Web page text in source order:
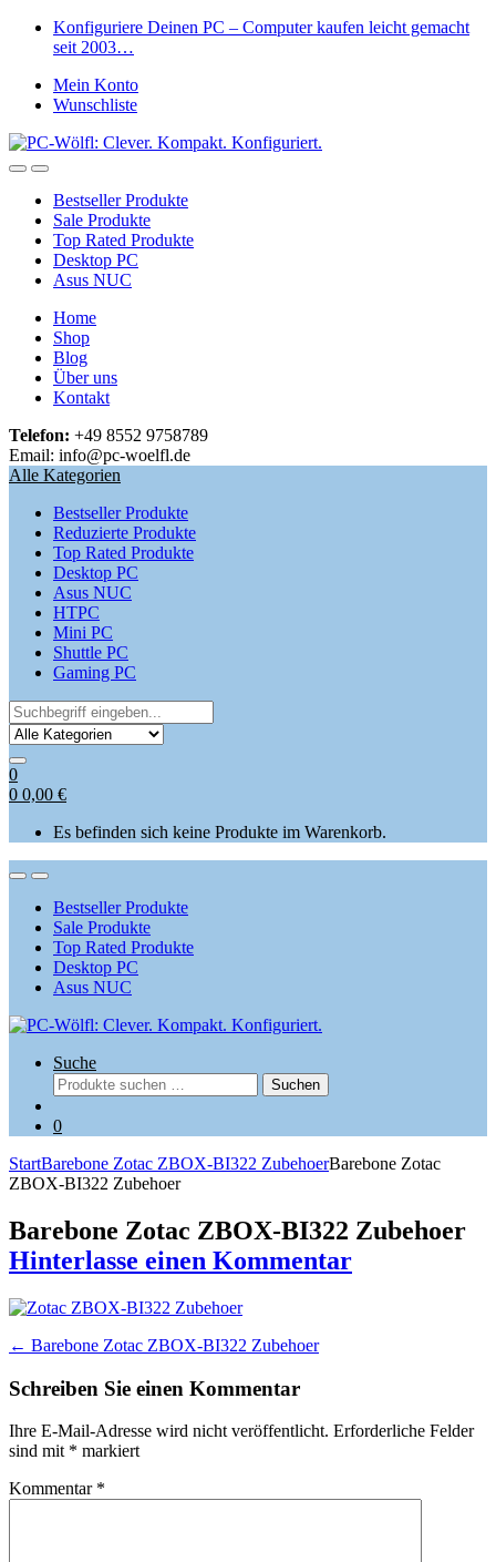
Skip
Skip
Konfiguriere Deinen PC – Computer kaufen leicht gemacht
seit 2003…
Mein Konto
Wunschliste
OpenClose
Bestseller Produkte
Sale Produkte
Top Rated Produkte
Desktop PC
Asus NUC
Home
Shop
Blog
Über uns
Kontakt
Telefon: +49 8552 9758789
Email: info@pc-woelfl.de
Alle Kategorien
Bestseller Produkte
Reduzierte Produkte
Top Rated Produkte
Desktop PC
Asus NUC
HTPC
Mini PC
Shuttle PC
Gaming PC
Search
for:
0
0 0,00 €
Es befinden sich keine Produkte im Warenkorb.
OpenClose
Bestseller Produkte
Sale Produkte
Top Rated Produkte
Desktop PC
Asus NUC
Suche
Suchen
nach:
Suchen
0
StartBarebone Zotac ZBOX-BI322 ZubehoerBarebone Zotac
ZBOX-BI322 Zubehoer
Barebone Zotac ZBOX-BI322 Zubehoer
Hinterlasse einen Kommentar
Beitragsnavigation
← Barebone Zotac ZBOX-BI322 Zubehoer
Schreiben Sie einen Kommentar
Ihre E-Mail-Adresse wird nicht veröffentlicht. Erforderliche Felder
sind mit * markiert
Kommentar *